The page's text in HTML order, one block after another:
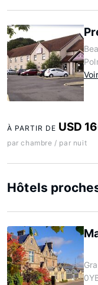
À PARTIR DE USD
par chambre / par nuit
Hôtels